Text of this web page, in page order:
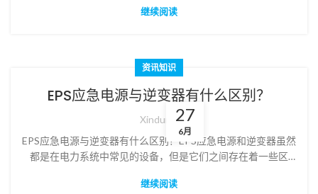
员的救援照明等需要。
继续阅读
资讯知识
EPS应急电源与逆变器有什么区别？
Xindun
EPS应急电源与逆变器有什么区别？EPS应急电源和逆变器虽然
都是在电力系统中常见的设备，但是它们之间存在着一些区
法，并选择合适的设备来满足我们的需求。
继续阅读
27
6月